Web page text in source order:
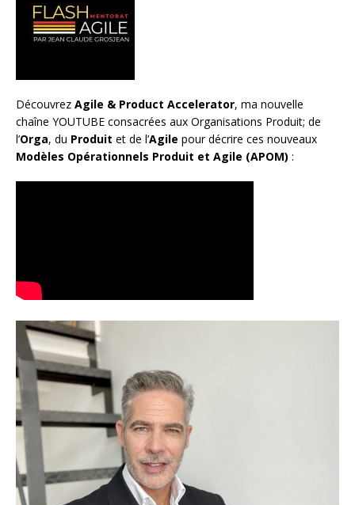
Découvrez Agile & Product Accelerator, ma nouvelle
chaîne YOUTUBE consacrées aux Organisations Produit; de
l’Orga, du Produit et de l’Agile pour décrire ces nouveaux
Modèles Opérationnels Produit et Agile (APOM) :